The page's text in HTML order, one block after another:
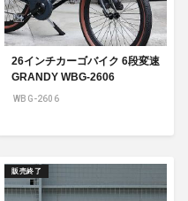
26インチカーゴバイク 6段変速
GRANDY WBG-2606
WBG-2606
販売終了